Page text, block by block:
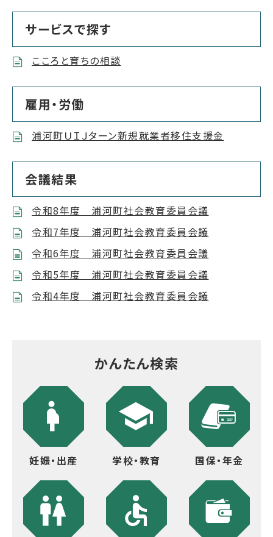
サービスで探す
こころと育ちの相談
雇用・労働
浦河町ＵＩＪターン新規就業者移住支援金
会議結果
令和8年度 浦河町社会教育委員会議
令和7年度 浦河町社会教育委員会議
令和6年度 浦河町社会教育委員会議
令和5年度 浦河町社会教育委員会議
令和4年度 浦河町社会教育委員会議
かんたん検索
妊娠・出産 学校・教育 国保・年金